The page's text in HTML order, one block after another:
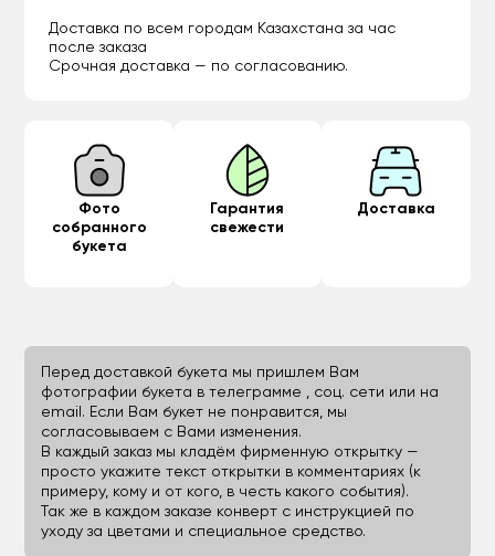
Доставка по всем городам Казахстана за час
после заказа
Срочная доставка — по согласованию.
Фото
собранного
букета
Гарантия
свежести
Доставка
Перед доставкой букета мы пришлем Вам
фотографии букета в телеграмме , соц. сети или на
email. Если Вам букет не понравится, мы
согласовываем с Вами изменения.
В каждый заказ мы кладём фирменную открытку —
просто укажите текст открытки в комментариях (к
примеру, кому и от кого, в честь какого события).
Так же в каждом заказе конверт с инструкцией по
уходу за цветами и специальное средство.